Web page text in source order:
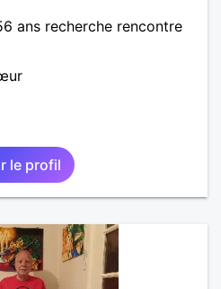
ans recherche rencontre
le profil